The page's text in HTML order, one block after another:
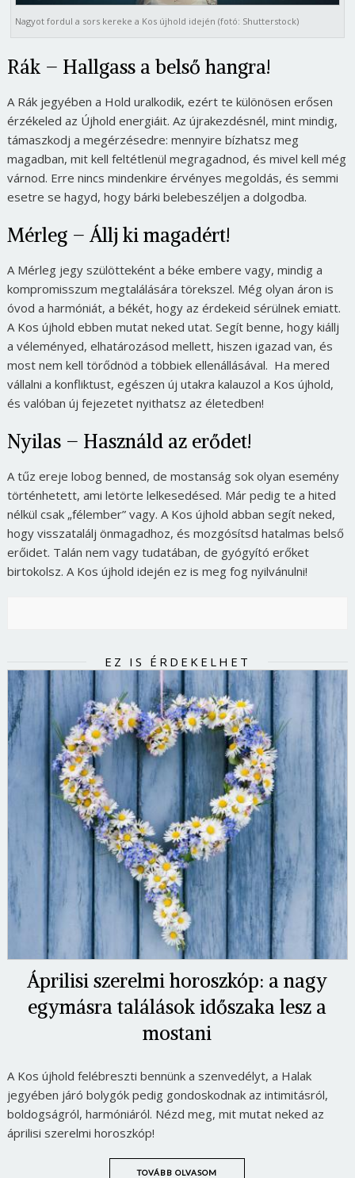
Nagyot fordul a sors kereke a Kos újhold idején (fotó: Shutterstock)
Rák – Hallgass a belső hangra!
A Rák jegyében a Hold uralkodik, ezért te különösen erősen
érzékeled az Újhold energiáit. Az újrakezdésnél, mint mindig,
támaszkodj a megérzésedre: mennyire bízhatsz meg
magadban, mit kell feltétlenül megragadnod, és mivel kell még
várnod. Erre nincs mindenkire érvényes megoldás, és semmi
esetre se hagyd, hogy bárki belebeszéljen a dolgodba.
Mérleg – Állj ki magadért!
A Mérleg jegy szülötteként a béke embere vagy, mindig a
kompromisszum megtalálására törekszel. Még olyan áron is
óvod a harmóniát, a békét, hogy az érdekeid sérülnek emiatt.
A Kos újhold ebben mutat neked utat. Segít benne, hogy kiállj
a véleményed, elhatározásod mellett, hiszen igazad van, és
most nem kell törődnöd a többiek ellenállásával. Ha mered
vállalni a konfliktust, egészen új utakra kalauzol a Kos újhold,
és valóban új fejezetet nyithatsz az életedben!
Nyilas – Használd az erődet!
A tűz ereje lobog benned, de mostanság sok olyan esemény
történhetett, ami letörte lelkesedésed. Már pedig te a hited
nélkül csak „félember” vagy. A Kos újhold abban segít neked,
hogy visszatalálj önmagadhoz, és mozgósítsd hatalmas belső
erőidet. Talán nem vagy tudatában, de gyógyító erőket
birtokolsz. A Kos újhold idején ez is meg fog nyilvánulni!
EZ IS ÉRDEKELHET
Áprilisi szerelmi horoszkóp: a nagy
egymásra találások időszaka lesz a
mostani
A Kos újhold felébreszti bennünk a szenvedélyt, a Halak
jegyében járó bolygók pedig gondoskodnak az intimitásról,
boldogságról, harmóniáról. Nézd meg, mit mutat neked az
áprilisi szerelmi horoszkóp!
TOVÁBB OLVASOM